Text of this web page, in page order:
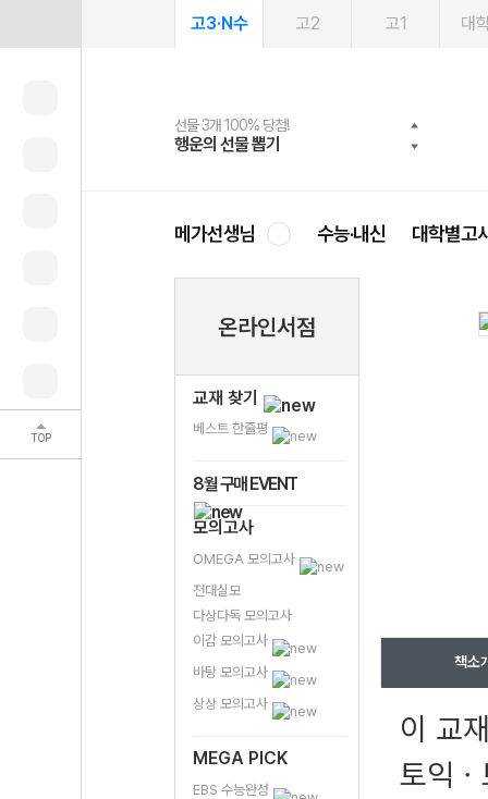
TOP
고3·N수 고2 고1 대
선물 3개 100% 당첨!
행운의 선물 뽑기
선물 100% 증정!
메가스터디 X 올리브
여름방학 스터디 캐시백
메가런 썸머스쿨
2027 러셀 단과
강사 공개선발
스마트러닝앱
설문 EVENT
메가패스
3일 무료 체험권
메가패스 수강생 무료혜택!
메가클럽 멤버십
사회공헌 캠페인
희망이룸 메가나눔
메가선생님 수능·내신 대학별고
온라인서점
교재 찾기
베스트 한줄평
8월 구매 EVENT
모의고사
OMEGA 모의고사
전대실모
다상다독 모의고사
이감 모의고사
바탕 모의고사
상상 모의고사
MEGA PICK
EBS 수능완성
책소
이 교
토익